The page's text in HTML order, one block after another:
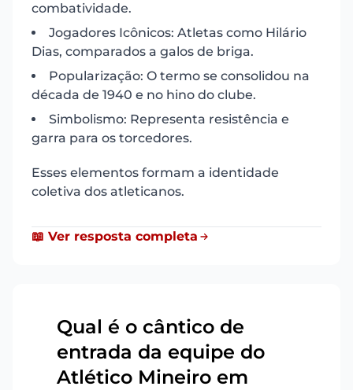
combatividade.
Jogadores Icônicos: Atletas como Hilário
Dias, comparados a galos de briga.
Popularização: O termo se consolidou na
década de 1940 e no hino do clube.
Simbolismo: Representa resistência e
garra para os torcedores.
Esses elementos formam a identidade
coletiva dos atleticanos.
📖 Ver resposta completa
Qual é o cântico de
entrada da equipe do
Atlético Mineiro em